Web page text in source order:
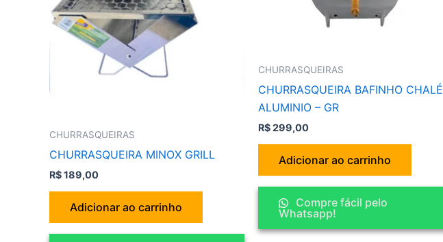
CHURRASQUEIRAS
CHURRASQUEIRA MINOX GRILL
R$189,00
Adicionar ao carrinho
CHURRASQUEIRAS
CHURRASQUEIRA BAFINHO CHALÉ
ALUMINIO – GR
R$299,00
Adicionar ao carrinho
Compre fácil pelo
Whatsapp!